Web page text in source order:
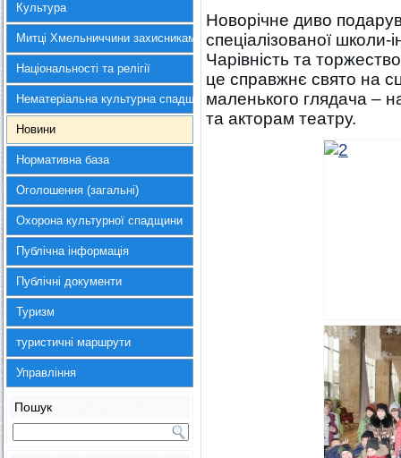
Культура
Митці Хмельниччини захисникам України
Національності та релігії
Нематеріальна культурна спадщина
Новини
Нормативна база
Оголошення (загальні)
Охорона культурної спадщини
Публічна інформація
Публічні документи
Туризм
туристичні маршрути
Управління
Пошук
Новорічне диво
спеціалізованої школи-
Чарівність та
це справжнє свято на
маленького глядача –
та акторам театру.